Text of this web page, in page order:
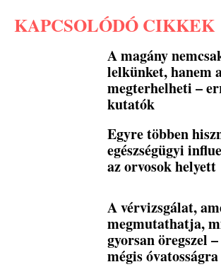
KAPCSOLÓDÓ CIKKEK
A magány
lelkünket, hanem
megterhelheti –
kutatók
Egyre többen
egészségügyi
az orvosok helyett
A vérvizsgálat,
megmutathatja,
gyorsan öregszel
mégis